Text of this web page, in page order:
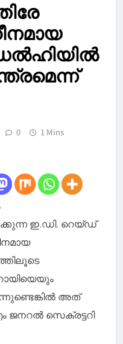
0 1 Mins
ഇ.ഡി. റെയ്ഡ്
അത്
സെക്രട്ടറി